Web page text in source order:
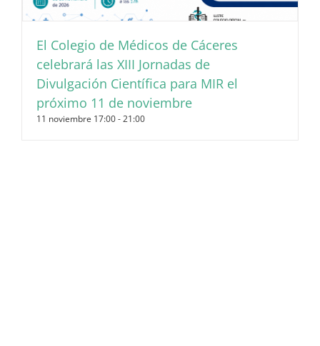
El Colegio de Médicos de Cáceres
celebrará las XIII Jornadas de
Divulgación Científica para MIR el
próximo 11 de noviembre
11 noviembre 17:00-21:00